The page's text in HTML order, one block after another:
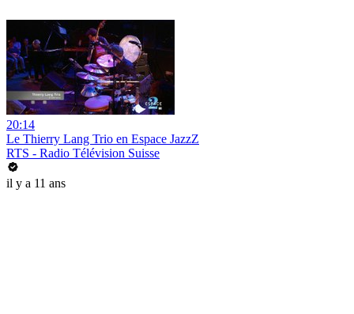
20:14
Le Thierry Lang Trio en Espace JazzZ
RTS - Radio Télévision Suisse
il y a 11 ans